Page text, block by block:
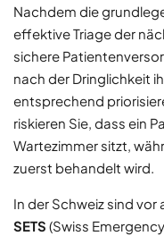
Nachdem die
effektive Triage der
sichere
nach der Dringlichkeit
entsprechend
riskieren Sie, dass ein
Wartezimmer sitzt,
zuerst behandelt wird.
In der Schweiz sind
SETS (Swiss